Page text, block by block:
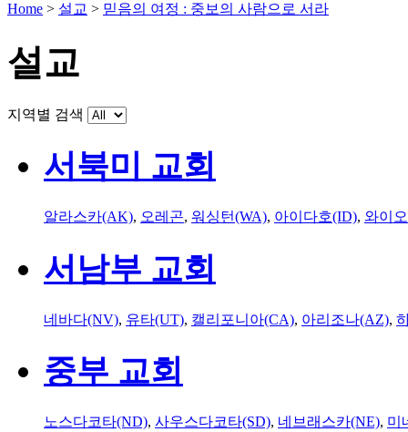
Home > 설교 > 믿음의 여정 : 중보의 사람으로 서라
설교
지역별 검색
서북미 교회
알라스카(AK), 오레곤, 워싱턴(WA), 아이다호(ID), 와이
서남부 교회
네바다(NV), 유타(UT), 캘리포니아(CA), 아리조나(AZ),
중부 교회
노스다코타(ND), 사우스다코타(SD), 네브래스카(NE), 미